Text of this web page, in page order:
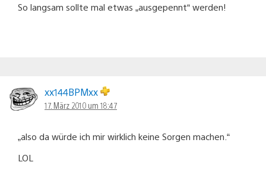
So langsam sollte mal etwas „ausgepennt“ werden!
xx144BPMxx
17. März 2010 um 18:47
„also da würde ich mir wirklich keine Sorgen machen.“
LOL